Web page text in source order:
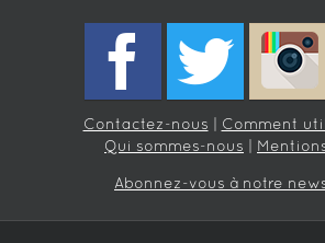
Contactez-nous Comment
Qui sommes-nous
Abonnez-vous à notre